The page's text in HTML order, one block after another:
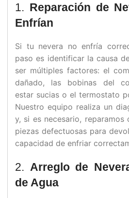
1. Reparación de
Enfrían
Si tu nevera no enfría
paso es identificar la causa
ser múltiples factores: el
dañado, las bobinas del
estar sucias o el termostato
Nuestro equipo realiza un
y, si es necesario, reparamos
piezas defectuosas para
capacidad de enfriar
2. Arreglo de
de Agua